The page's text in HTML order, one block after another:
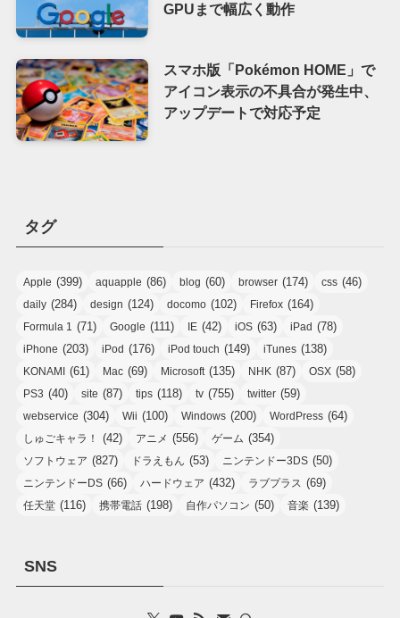
GPUまで幅広く動作
スマホ版「Pokémon HOME」で
アイコン表示の不具合が発生中、
アップデートで対応予定
タグ
Apple (399) aquapple (86) blog (60) browser (174) css (46)
daily (284) design (124) docomo (102) Firefox (164)
Formula 1 (71) Google (111) IE (42) iOS (63) iPad (78)
iPhone (203) iPod (176) iPod touch (149) iTunes (138)
KONAMI (61) Mac (69) Microsoft(135) NHK (87) OSX (58)
PS3 (40) site (87) tips (118) tv (755) twitter (59)
webservice (304) Wii (100) Windows (200) WordPress (64)
しゅごキャラ！ (42) アニメ (556) ゲーム (354)
ソフトウェア (827) ドラえもん (53) ニンテンドー3DS (50)
ニンテンドーDS (66) ハードウェア (432) ラブプラス (69)
任天堂 (116) 携帯電話 (198) 自作パソコン (50) 音楽 (139)
SNS